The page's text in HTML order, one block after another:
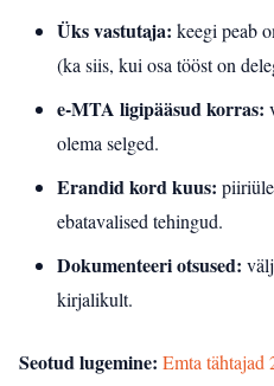
Üks vastutaja: keegi peab
(ka siis, kui osa tööst on
e‑MTA ligipääsud korras:
olema selged.
Erandid kord kuus:
ebatavalised tehingud.
Dokumenteeri otsused:
kirjalikult.
Seotud lugemine: Emta tähtajad